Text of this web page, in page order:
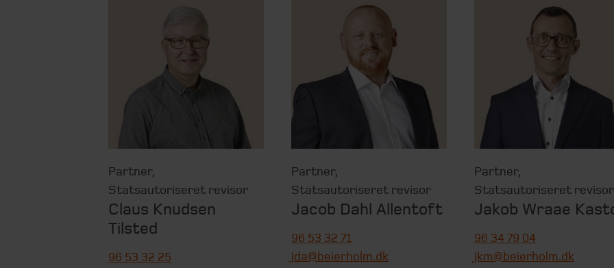
Partner,
Statsautoriseret revisor
Claus Knudsen
Tilsted
96 53 32 25
Partner,
Statsautoriseret revisor
Jacob Dahl Allentoft
96 53 32 71
jda@beierholm.dk
Partner,
Statsautoriseret revisor
Jakob Wraae
96 34 79 04
jkm@beierholm.dk